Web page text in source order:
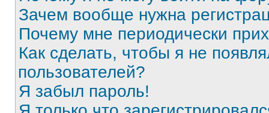
Зачем вообще нужна
Почему мне периодически
Как сделать, чтобы я не
пользователей?
Я забыл пароль!